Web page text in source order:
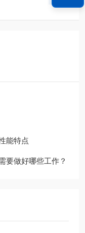
能特点
要做好哪些工作？